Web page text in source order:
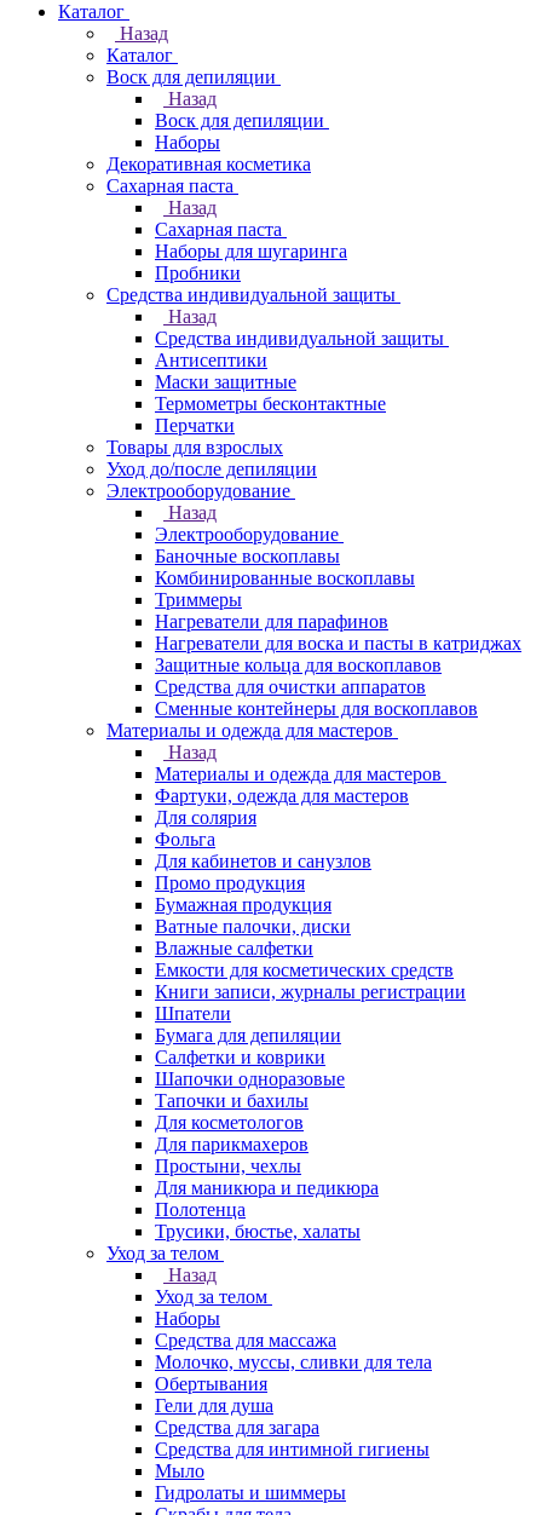
Каталог
Назад
Каталог
Воск для депиляции
Назад
Воск для депиляции
Наборы
Декоративная косметика
Сахарная паста
Назад
Сахарная паста
Наборы для шугаринга
Пробники
Средства индивидуальной защиты
Назад
Средства индивидуальной защиты
Антисептики
Маски защитные
Термометры бесконтактные
Перчатки
Товары для взрослых
Уход до/после депиляции
Электрооборудование
Назад
Электрооборудование
Баночные воскоплавы
Комбинированные воскоплавы
Триммеры
Нагреватели для парафинов
Нагреватели для воска и пасты в катриджах
Защитные кольца для воскоплавов
Средства для очистки аппаратов
Сменные контейнеры для воскоплавов
Материалы и одежда для мастеров
Назад
Материалы и одежда для мастеров
Фартуки, одежда для мастеров
Для солярия
Фольга
Для кабинетов и санузлов
Промо продукция
Бумажная продукция
Ватные палочки, диски
Влажные салфетки
Емкости для косметических средств
Книги записи, журналы регистрации
Шпатели
Бумага для депиляции
Салфетки и коврики
Шапочки одноразовые
Тапочки и бахилы
Для косметологов
Для парикмахеров
Простыни, чехлы
Для маникюра и педикюра
Полотенца
Трусики, бюстье, халаты
Уход за телом
Назад
Уход за телом
Наборы
Средства для массажа
Молочко, муссы, сливки для тела
Обертывания
Гели для душа
Средства для загара
Средства для интимной гигиены
Мыло
Гидролаты и шиммеры